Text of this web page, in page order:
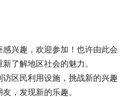
兴趣，欢迎参加！也许由此会
了解地区社会的魅力。
区民利用设施，挑战新的兴趣
，发现新的乐趣。